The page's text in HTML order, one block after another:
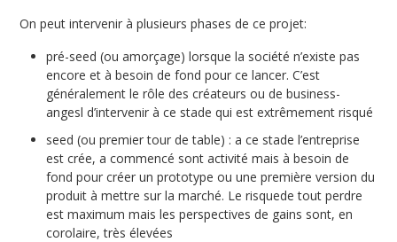
On peut intervenir à plusieurs phases de ce projet:
pré-seed (ou amorçage) lorsque la société n’existe pas
encore et à besoin de fond pour ce lancer. C’est
généralement le rôle des créateurs ou de business-
angesl d’intervenir à ce stade qui est extrêmement risqué
seed (ou premier tour de table) : a ce stade l’entreprise
est crée, a commencé sont activité mais à besoin de
fond pour créer un prototype ou une première version du
produit à mettre sur la marché. Le risquede tout perdre
est maximum mais les perspectives de gains sont, en
corolaire, très élevées